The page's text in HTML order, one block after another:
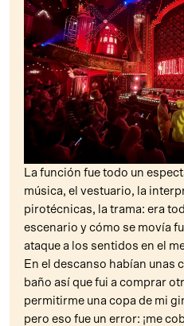
La función fue todo un
música, el vestuario, la
pirotécnicas, la trama: era
escenario y cómo se movía
ataque a los sentidos en el
En el descanso habían unas
baño así que fui a comprar
permitirme una copa de mi
pero eso fue un error: ¡me